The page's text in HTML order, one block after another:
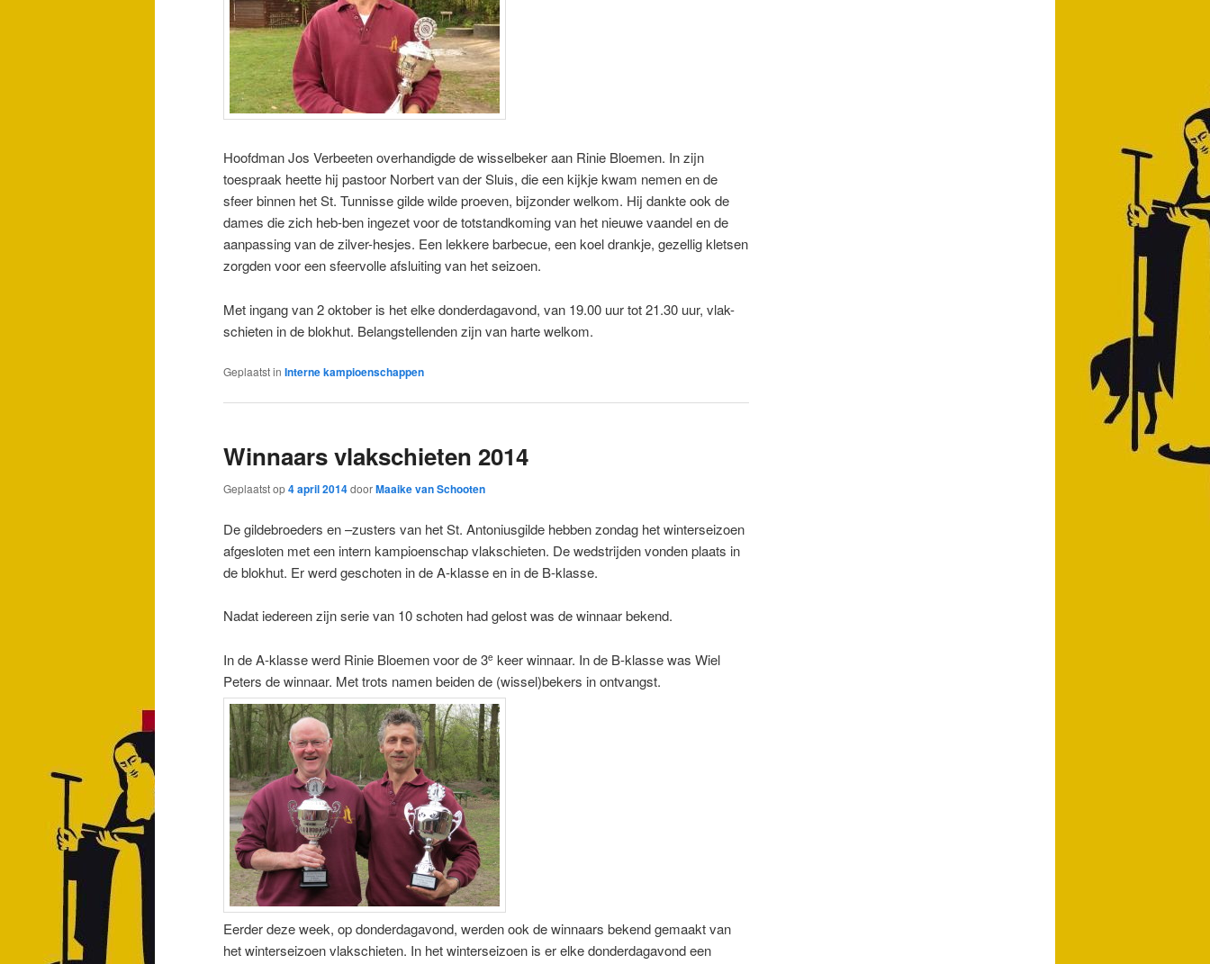
Hoofdman Jos Verbeeten overhandigde de wisselbeker aan Rinie Bloemen. In zijn
toespraak heette hij pastoor Norbert van der Sluis, die een kijkje kwam nemen en de
sfeer binnen het St. Tunnisse gilde wilde proeven, bijzonder welkom. Hij dankte ook de
dames die zich heb-ben ingezet voor de totstandkoming van het nieuwe vaandel en de
aanpassing van de zilver-hesjes. Een lekkere barbecue, een koel drankje, gezellig kletsen
zorgden voor een sfeervolle afsluiting van het seizoen.
Met ingang van 2 oktober is het elke donderdagavond, van 19.00 uur tot 21.30 uur, vlak-
schieten in de blokhut. Belangstellenden zijn van harte welkom.
Geplaatst in Interne kampioenschappen
Winnaars vlakschieten 2014
Geplaatst op4 april 2014doorMaaike van Schooten
De gildebroeders en –zusters van het St. Antoniusgilde hebben zondag het winterseizoen
afgesloten met een intern kampioenschap vlakschieten. De wedstrijden vonden plaats in
de blokhut. Er werd geschoten in de A-klasse en in de B-klasse.
Nadat iedereen zijn serie van 10 schoten had gelost was de winnaar bekend.
In de A-klasse werd Rinie Bloemen voor de 3e keer winnaar. In de B-klasse was Wiel
Peters de winnaar. Met trots namen beiden de (wissel)bekers in ontvangst.
Eerder deze week, op donderdagavond, werden ook de winnaars bekend gemaakt van
het winterseizoen vlakschieten. In het winterseizoen is er elke donderdagavond een